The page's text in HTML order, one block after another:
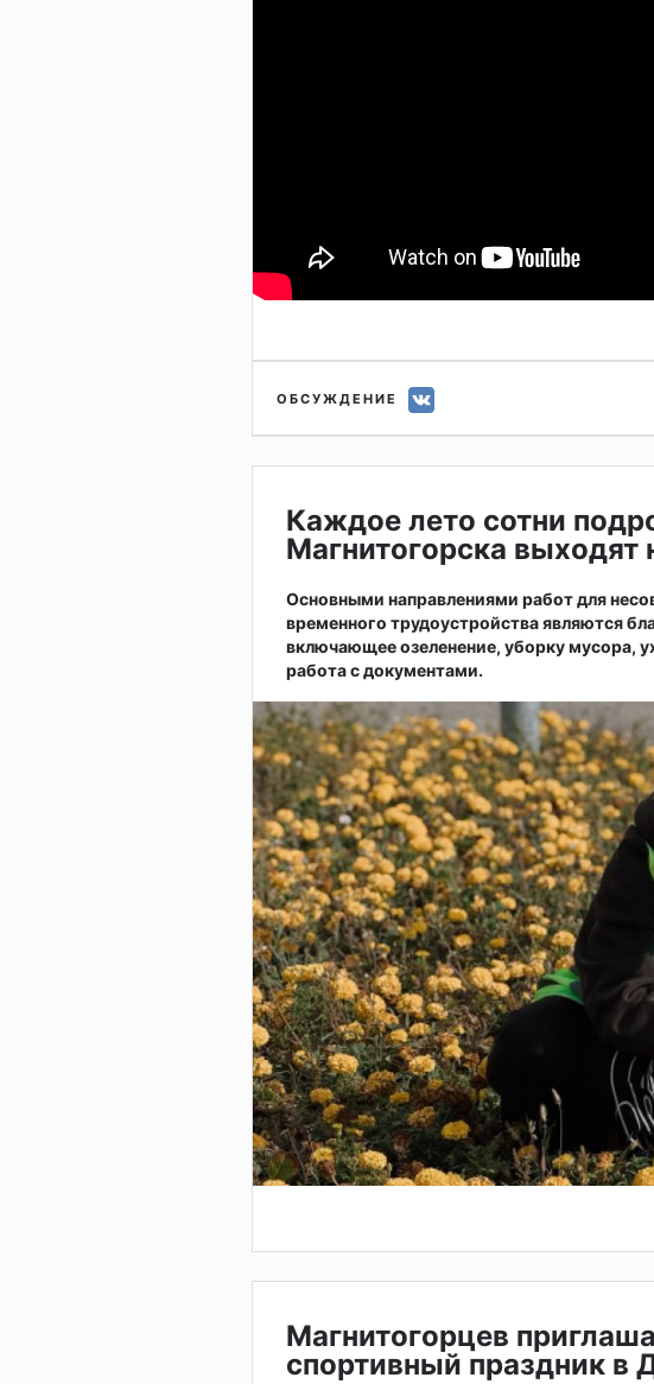
ОБСУЖДЕНИЕ
Каждое лето сотни
Магнитогорска выходят
Основными направлениями работ для
временного трудоустройства являются
включающее озеленение, уборку мусора,
работа с документами.
Магнитогорцев
спортивный праздник в